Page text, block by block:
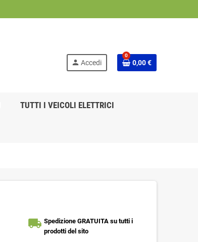
person Accedi
0
0,00 €
TUTTI I VEICOLI ELETTRICI
local_shipping Spedizione GRATUITA su tutti i
prodotti del sito